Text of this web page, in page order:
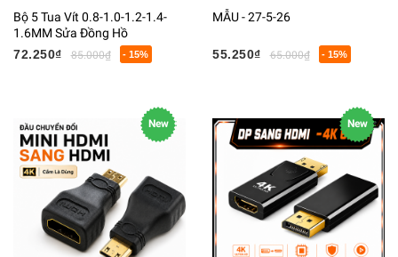
Bộ 5 Tua Vít 0.8-1.0-1.2-1.4-
1.6MM Sửa Đồng Hồ
72.250₫
85.000₫ - 15%
MẪU - 27-5-26
55.250₫ 65.000₫ - 15%
New New